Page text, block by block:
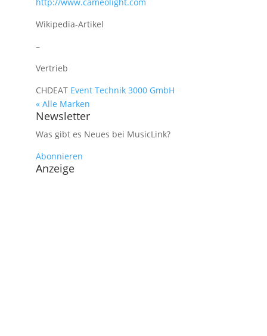
Wikipedia-Artikel
–
Vertrieb
CHDEAT Event Technik 3000 GmbH
« Alle Marken
Newsletter
Was gibt es Neues bei MusicLink?
Abonnieren
Anzeige